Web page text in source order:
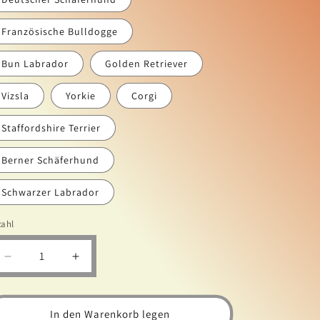
Französische Bulldogge
Bun Labrador Golden Retriever
Vizsla Yorkie Corgi
Staffordshire Terrier
Berner Schäferhund
Schwarzer Labrador
Verringere
die
Menge
Erhöhe
die
Menge
für
In den Warenkorb legen